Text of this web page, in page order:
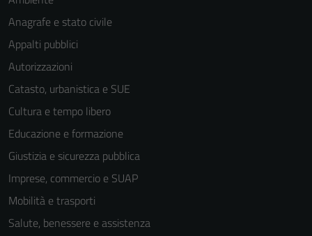
Anagrafe e stato civile
Appalti pubblici
Autorizzazioni
Catasto, urbanistica e SUE
Cultura e tempo libero
Educazione e formazione
Giustizia e sicurezza pubblica
Imprese, commercio e SUAP
Mobilità e trasporti
Salute, benessere e assistenza